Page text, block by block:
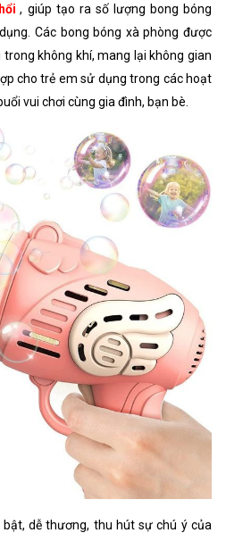
, giúp tạo ra số lượng bong bóng
Các bong bóng xà phòng được
không khí, mang lại không gian
cho trẻ em sử dụng trong các hoạt
vui chơi cùng gia đình, bạn bè.
dễ thương, thu hút sự chú ý của